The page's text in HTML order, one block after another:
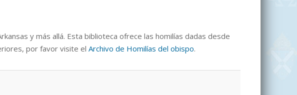
y más allá. Esta biblioteca ofrece las homilías dadas desde
por favor visite el Archivo de Homilías del obispo.